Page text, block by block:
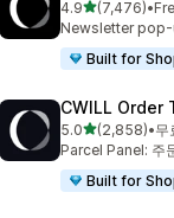
4.9별 5개 중
(7,476)
총 리뷰 7476개
•
Newsletter
Built for
CWILL Order
5.0별 5개 중
(2,858)
총 리뷰 2858개
•무
Parcel Panel: 주
Built for